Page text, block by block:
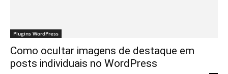
Plugins WordPress
Como ocultar imagens de destaque em
posts individuais no WordPress